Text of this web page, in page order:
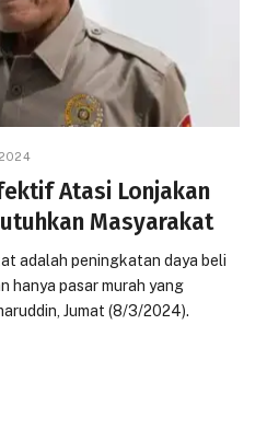
Atasi Lonjakan
Masyarakat
adalah peningkatan daya beli
hanya pasar murah yang
Jumat (8/3/2024).